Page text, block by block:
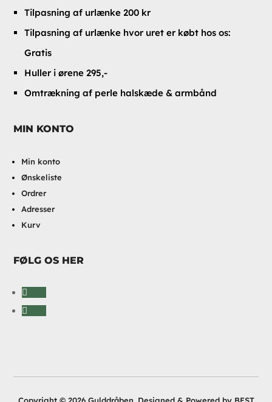
Tilpasning af urlænke 200 kr
Tilpasning af urlænke hvor uret er købt hos os:
Gratis
Huller i ørene 295,-
Omtrækning af perle halskæde & armbånd
MIN KONTO
Min konto
Ønskeliste
Ordrer
Adresser
Kurv
FØLG OS HER